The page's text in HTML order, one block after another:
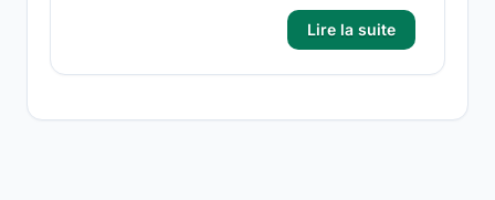
Lire la suite